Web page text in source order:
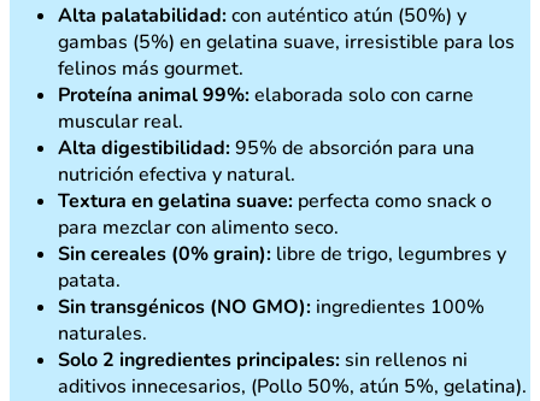
Alta palatabilidad:con auténtico atún (50%) y
gambas (5%) en gelatina suave, irresistible para los
felinos más gourmet.
Proteína animal 99%:elaborada solo con carne
muscular real.
Alta digestibilidad:95% de absorción para una
nutrición efectiva y natural.
Textura en gelatina suave: perfecta como snack o
para mezclar con alimento seco.
Sin cereales (0% grain): libre de trigo, legumbres y
patata.
Sin transgénicos (NO GMO): ingredientes 100%
naturales.
Solo 2 ingredientes principales:sin rellenos ni
aditivos innecesarios, (Pollo 50%, atún 5%, gelatina).